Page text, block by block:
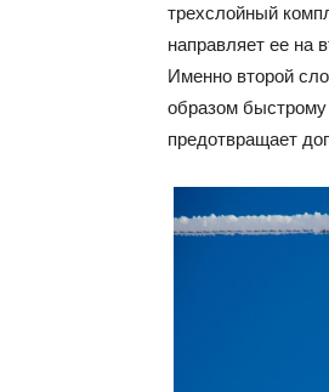
трехслойный
направляет ее на
Именно второй
образом
предотвращает